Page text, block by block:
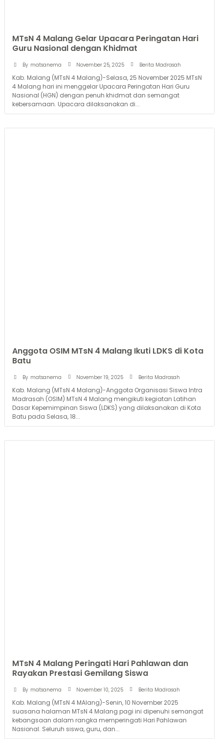
MTsN 4 Malang Gelar Upacara Peringatan Hari
Guru Nasional dengan Khidmat
By matsanema November 25, 2025 Berita Madrasah
Kab. Malang (MTsN 4 Malang)-Selasa, 25 November 2025 MTsN
4 Malang hari ini menggelar Upacara Peringatan Hari Guru
Nasional (HGN) dengan penuh khidmat dan semangat
kebersamaan. Upacara dilaksanakan di...
Anggota OSIM MTsN 4 Malang Ikuti LDKS di Kota
Batu
By matsanema November 19, 2025 Berita Madrasah
Kab. Malang (MTsN 4 Malang)-Anggota Organisasi Siswa Intra
Madrasah (OSIM) MTsN 4 Malang mengikuti kegiatan Latihan
Dasar Kepemimpinan Siswa (LDKS) yang dilaksanakan di Kota
Batu pada Selasa, 18...
MTsN 4 Malang Peringati Hari Pahlawan dan
Rayakan Prestasi Gemilang Siswa
By matsanema November 10, 2025 Berita Madrasah
Kab. Malang (MTsN 4 MAlang)-Senin, 10 November 2025
suasana halaman MTsN 4 Malang pagi ini dipenuhi semangat
kebangsaan dalam rangka memperingati Hari Pahlawan
Nasional. Seluruh siswa, guru, dan...